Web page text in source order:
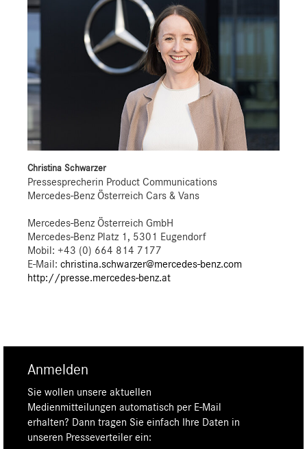
Christina Schwarzer
Pressesprecherin Product Communications
Mercedes-Benz Österreich Cars & Vans
Mercedes-Benz Österreich GmbH
Mercedes-Benz Platz 1, 5301 Eugendorf
Mobil: +43 (0) 664 814 7177
E-Mail: christina.schwarzer@mercedes-benz.com
http://presse.mercedes-benz.at
Anmelden
Sie wollen unsere aktuellen
Medienmitteilungen automatisch per E-Mail
erhalten? Dann tragen Sie einfach Ihre Daten in
unseren Presseverteiler ein: